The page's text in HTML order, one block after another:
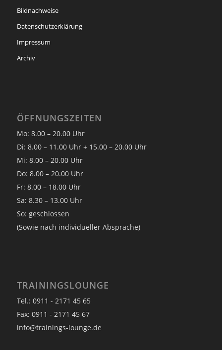
Bildnachweise
Datenschutzerklärung
Impressum
Archiv
ÖFFNUNGSZEITEN
Mo: 8.00 – 20.00 Uhr
Di: 8.00 – 11.00 Uhr + 15.00 – 20.00 Uhr
Mi: 8.00 – 20.00 Uhr
Do: 8.00 – 20.00 Uhr
Fr: 8.00 – 18.00 Uhr
Sa: 8.30 – 13.00 Uhr
So: geschlossen
(Sowie nach individueller Absprache)
TRAININGSLOUNGE
Tel.: 0911 - 2171 45 65
Fax: 0911 - 2171 45 67
info@trainings-lounge.de